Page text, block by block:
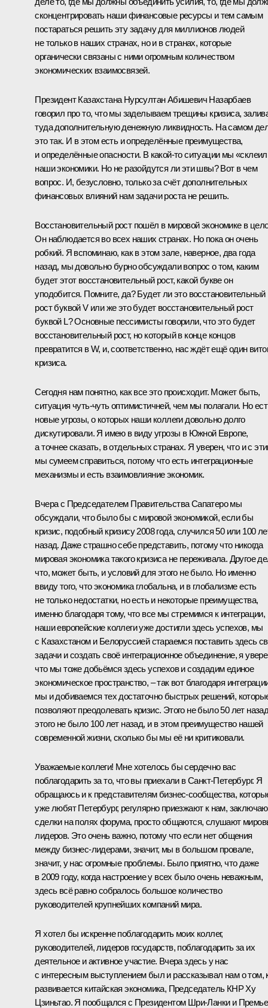
сконцентрировать наши финансовые ресурсы и тем самым
постараться решить эту задачу для миллионов людей
не только в наших странах, но и в странах, которые
органически связаны с ними огромным количеством
экономических взаимосвязей.
Президент Казахстана Нурсултан Абишевич Назарбаев
говорил про то, что мы заделываем трещины кризиса,
туда дополнительную денежную ликвидность. На самом
это так. И в этом есть и определённые преимущества,
и определённые опасности. В какой‑то ситуации мы
наши экономики. Но не разойдутся ли эти швы? Вот в чем
вопрос. И, безусловно, только за счёт дополнительных
финансовых влияний нам задачи роста не решить.
Восстановительный рост пошёл в мировой экономике в
Он наблюдается во всех наших странах. Но пока он очень
робкий. Я вспоминаю, как в этом зале, наверное, два года
назад, мы довольно бурно обсуждали вопрос о том, каким
будет этот восстановительный рост, какой букве он
уподобится. Помните, да? Будет ли это восстановительный
рост буквой V или же это будет восстановительный рост
буквой L? Основные пессимисты говорили, что это будет
восстановительный рост, но который в конце концов
превратится в W, и, соответственно, нас ждёт ещё один
кризиса.
Сегодня нам понятно, как все это происходит. Может быть,
ситуация чуть-чуть оптимистичней, чем мы полагали. Но
новые угрозы, о которых наши коллеги довольно долго
дискутировали. Я имею в виду угрозы в Южной Европе,
а точнее сказать, в отдельных странах. Я уверен, что и с
мы сумеем справиться, потому что есть интеграционные
механизмы и есть взаимовлияние экономик.
Вчера с Председателем Правительства Сапатеро мы
обсуждали, что было бы с мировой экономикой, если бы
кризис, подобный кризису 2008 года, случился 50 или 100
назад. Даже страшно себе представить, потому что никогда
мировая экономика такого кризиса не переживала. Другое
что, может быть, и условий для этого не было. Но именно
ввиду того, что экономика глобальна, и в глобализме есть
не только недостатки, но есть и некоторые преимущества,
именно благодаря тому, что все мы стремимся к интеграции,
наши европейские коллеги уже достигли здесь успехов, мы
с Казахстаном и Белоруссией стараемся поставить здесь
задачи и создать своё интеграционное объединение, я
что мы тоже добьёмся здесь успехов и создадим единое
экономическое пространство, – так вот благодаря
мы и добиваемся тех достаточно быстрых решений,
позволяют преодолевать кризис. Этого не было 50 лет
этого не было 100 лет назад, и в этом преимущество нашей
современной жизни, сколько бы мы её ни критиковали.
Уважаемые коллеги! Мне хотелось бы сердечно вас
поблагодарить за то, что вы приехали в Санкт-Петербург. Я
обращаюсь и к представителям бизнес-сообщества,
уже любят Петербург, регулярно приезжают к нам,
сделки на полях форума, просто общаются, слушают
лидеров. Это очень важно, потому что если нет общения
между бизнес-лидерами, значит, мы в большом провале,
значит, у нас огромные проблемы. Было приятно, что даже
в 2009 году, когда настроение у всех было очень неважным,
здесь всё равно собралось большое количество
руководителей крупнейших компаний мира.
Я хотел бы искренне поблагодарить моих коллег,
руководителей, лидеров государств, поблагодарить за их
деятельное и активное участие. Вчера здесь у нас
с интересным выступлением был и рассказывал нам о том,
развивается китайская экономика, Председатель КНР Ху
Цзиньтао. Я пообщался с Президентом Шри-Ланки и